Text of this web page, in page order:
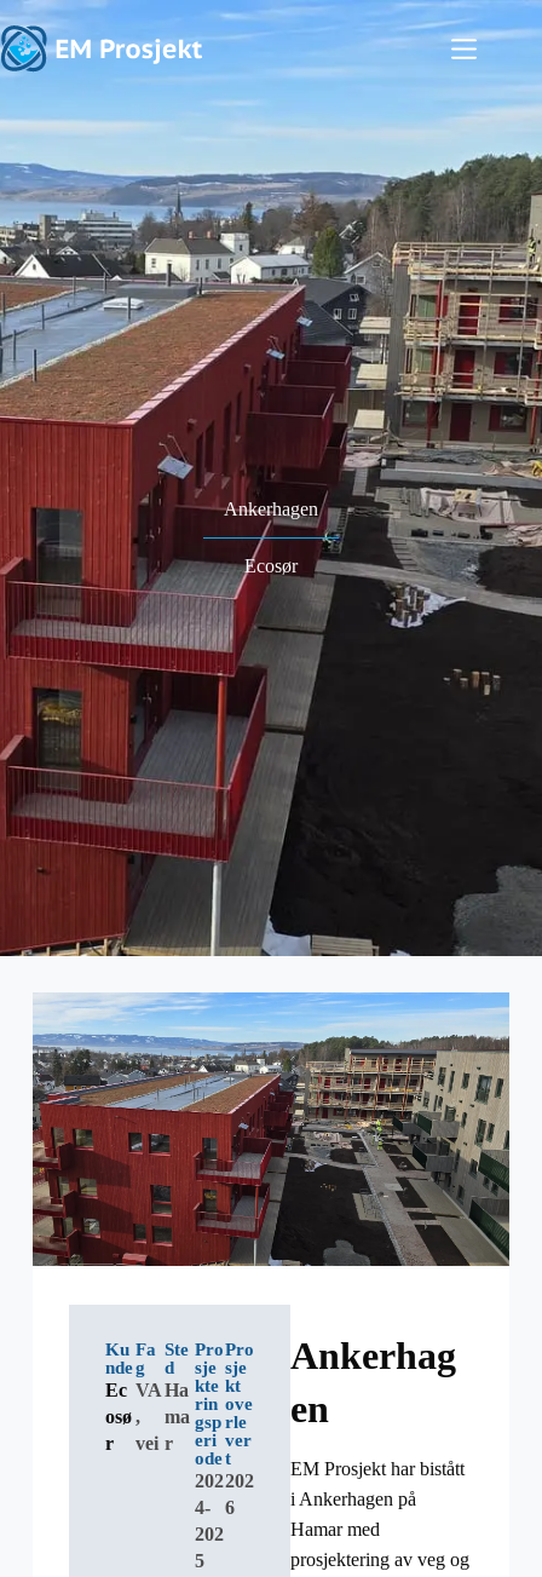
Ankerhagen
Ecosør
Ku
nde
Ec
osø
r
Fa
g
VA
,
vei
Ste
d
Ha
ma
r
Pro
sje
kte
rin
gsp
eri
ode
202
4-
202
5
Pro
sje
kt
ove
rle
ver
t
202
6
Ankerhag
en
EM Prosjekt har bistått
i Ankerhagen på
Hamar med
prosjektering av veg og